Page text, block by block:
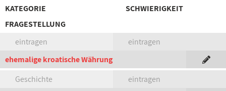
KATEGORIE
SCHWIERIGKEIT
FRAGESTELLUNG
eintragen
eintragen
ehemalige kroatische Währung
Geschichte
eintragen